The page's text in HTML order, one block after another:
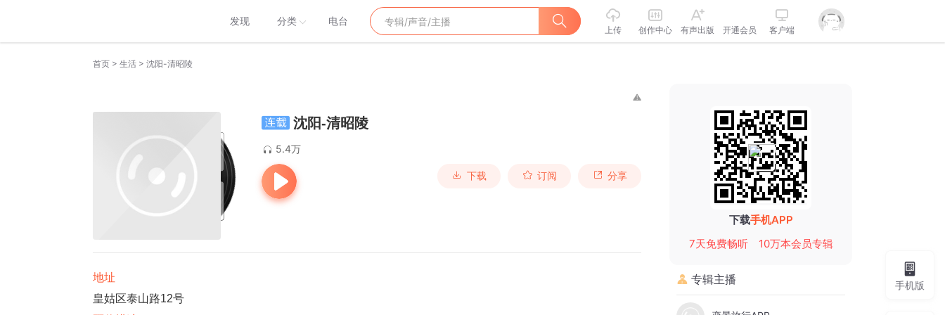
发现 分类 电台
上传 创作中心 有声出版 开通会员 客户端
首页 > 生活 > 沈阳-清昭陵
沈阳-清昭陵
5.4万
下载 订阅 分享
地址
皇姑区泰山路12号
下载手机APP
7天免费畅听
10万本会员专辑
专辑主播 手机版